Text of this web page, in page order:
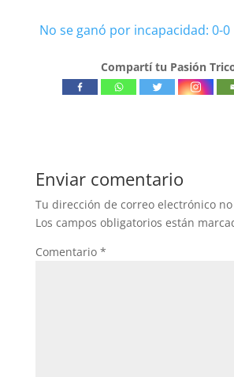
No se ganó por incapacidad: 0-0
Compartí tu Pasión
Enviar comentario
Tu dirección de correo electrónico
Los campos obligatorios están
Comentario *